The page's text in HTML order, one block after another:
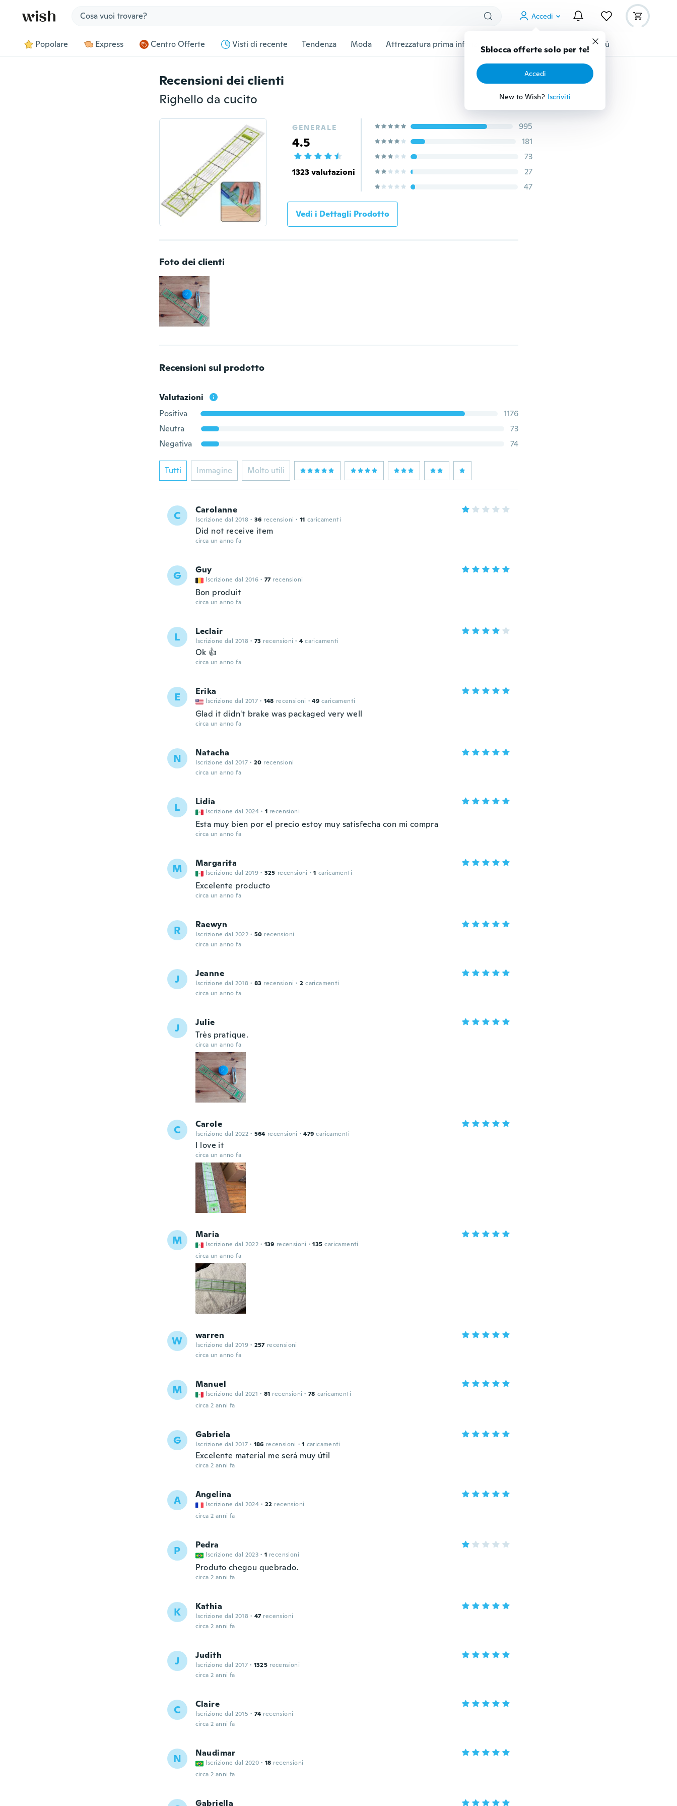
Accedi
Sblocca offerte solo per te!
Accedi
New to Wish? Iscriviti
Popolare Express Centro Offerte Visti di recente Tendenza Moda Attrezzatura prima infanzia Accessori per animali Di più
Recensioni dei clienti
Righello da cucito
GENERALE
4.5
1323 valutazioni
995
181
73
27
47
Vedi i Dettagli Prodotto
Foto dei clienti
Recensioni sul prodotto
Valutazioni
Positiva
1176
Neutra
73
Negativa
74
Tutti Immagine Molto utili
C Carolanne
Iscrizione dal 2018 · 36 recensioni · 11 caricamenti
Did not receive item
circa un anno fa
G Guy
Iscrizione dal 2016 · 77 recensioni
Bon produit
circa un anno fa
L Leclair
Iscrizione dal 2018 · 73 recensioni · 4 caricamenti
Ok 👍
circa un anno fa
E Erika
Iscrizione dal 2017 · 148 recensioni · 49 caricamenti
Glad it didn't brake was packaged very well
circa un anno fa
N Natacha
Iscrizione dal 2017 · 20 recensioni
circa un anno fa
L Lidia
Iscrizione dal 2024 · 1 recensioni
Esta muy bien por el precio estoy muy satisfecha con mi compra
circa un anno fa
M Margarita
Iscrizione dal 2019 · 325 recensioni · 1 caricamenti
Excelente producto
circa un anno fa
R Raewyn
Iscrizione dal 2022 · 50 recensioni
circa un anno fa
J Jeanne
Iscrizione dal 2018 · 83 recensioni · 2 caricamenti
circa un anno fa
J
Julie
Très pratique.
circa un anno fa
C Carole
Iscrizione dal 2022 · 564 recensioni · 479 caricamenti
I love it
circa un anno fa
M Maria
Iscrizione dal 2022 · 139 recensioni · 135 caricamenti
circa un anno fa
W warren
Iscrizione dal 2019 · 257 recensioni
circa un anno fa
M Manuel
Iscrizione dal 2021 · 81 recensioni · 78 caricamenti
circa 2 anni fa
G Gabriela
Iscrizione dal 2017 · 186 recensioni · 1 caricamenti
Excelente material me será muy útil
circa 2 anni fa
A Angelina
Iscrizione dal 2024 · 22 recensioni
circa 2 anni fa
P Pedra
Iscrizione dal 2023 · 1 recensioni
Produto chegou quebrado.
circa 2 anni fa
K Kathia
Iscrizione dal 2018 · 47 recensioni
circa 2 anni fa
J Judith
Iscrizione dal 2017 · 1325 recensioni
circa 2 anni fa
C Claire
Iscrizione dal 2015 · 74 recensioni
circa 2 anni fa
N Naudimar
Iscrizione dal 2020 · 18 recensioni
circa 2 anni fa
Gabriella